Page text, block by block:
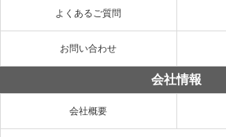
よくあるご質問
お問い合わせ
会社情報
会社概要